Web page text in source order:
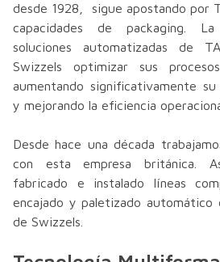
desde 1928, sigue apostando por
capacidades de packaging.
soluciones automatizadas de
Swizzels optimizar sus
aumentando significativamente
y mejorando la eficiencia
Desde hace una década
con esta empresa británica.
fabricado e instalado líneas
encajado y paletizado automático
de Swizzels.